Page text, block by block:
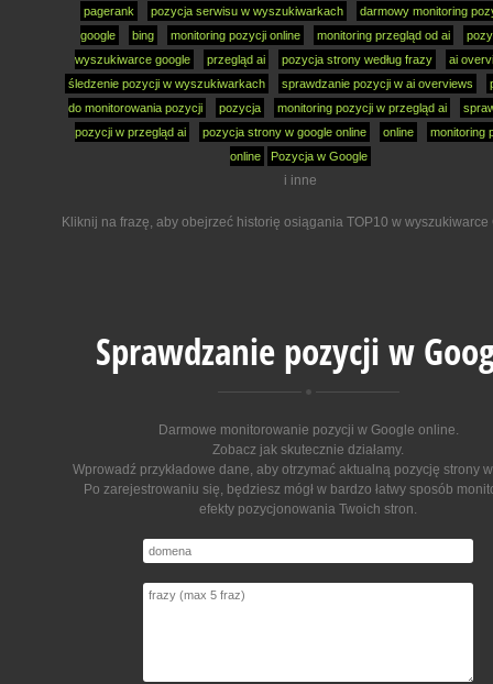
pagerank pozycja serwisu w wyszukiwarkach
darmowy monitoring
google
bing monitoring pozycji online monitoring przegląd od ai
wyszukiwarce google
przegląd ai pozycja strony według frazy
ai
śledzenie pozycji w wyszukiwarkach
sprawdzanie pozycji w ai overviews
do monitorowania pozycji
pozycja monitoring pozycji w przegląd ai
pozycji w przegląd ai
pozycja strony w google online online
monitoring
online
Pozycja w Google
i inne
Kliknij na frazę, aby obejrzeć historię osiągania TOP10 w wyszukiwarce
Sprawdzanie pozycji w
Darmowe monitorowanie pozycji w Google online.
Zobacz jak skutecznie działamy.
Wprowadź przykładowe dane, aby otrzymać aktualną pozycję strony
Po zarejestrowaniu się, będziesz mógł w bardzo łatwy sposób
efekty pozycjonowania Twoich stron.